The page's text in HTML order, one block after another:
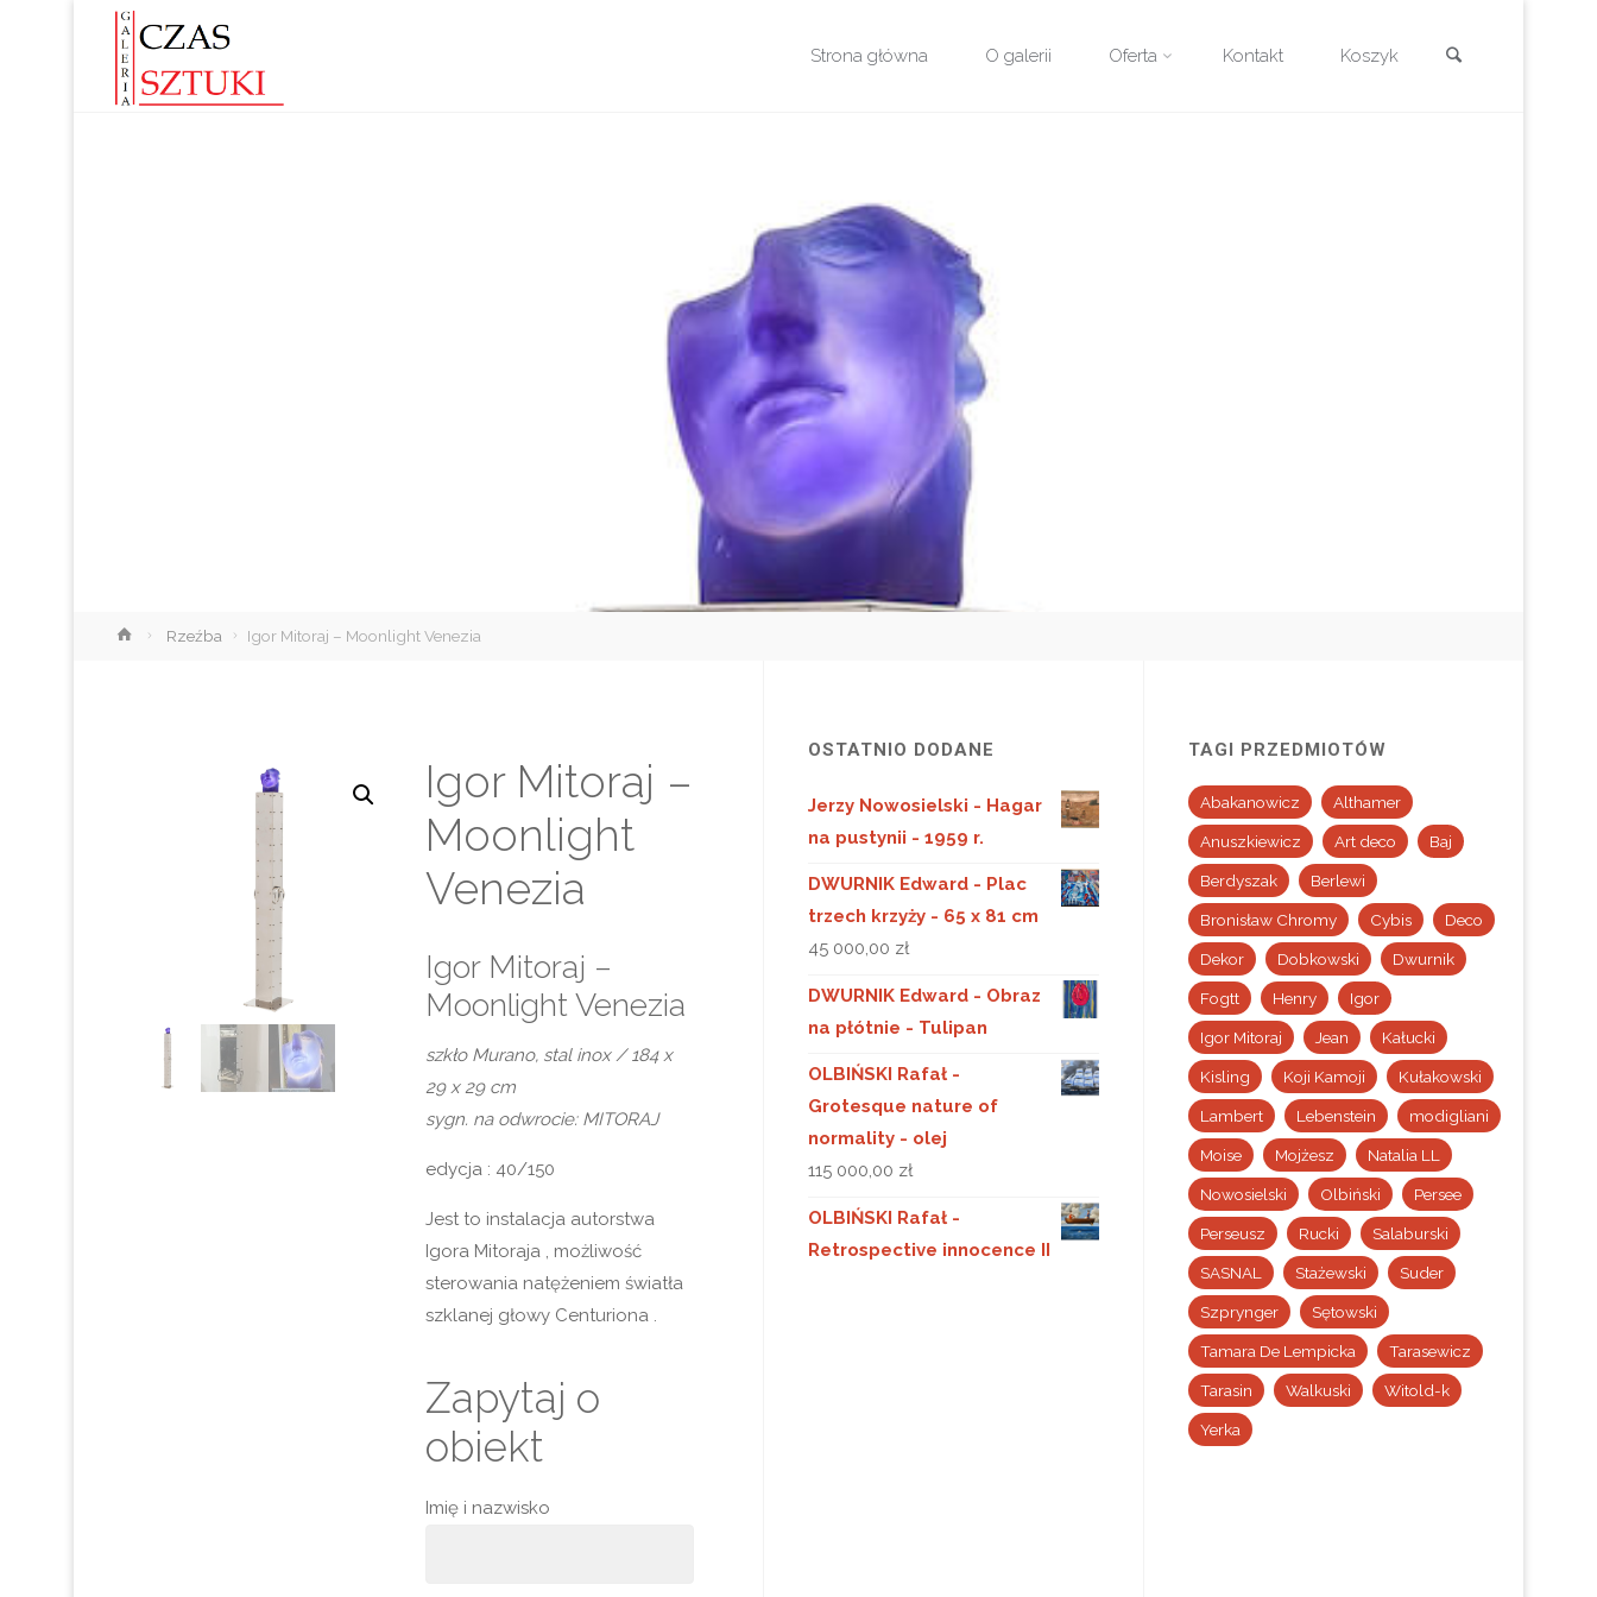
Strona główna O galerii Oferta Kontakt Koszyk
StronaRzeźba Igor Mitoraj – Moonlight Venezia
Igor Mitoraj –
Moonlight
Venezia
Igor Mitoraj –
Moonlight Venezia
szkło Murano, stal inox / 184 x
29 x 29 cm
sygn. na odwrocie: MITORAJ
edycja : 40/150
Jest to instalacja autorstwa
Igora Mitoraja , możliwość
sterowania natężeniem światła
szklanej głowy Centuriona .
Zapytaj o
obiekt
Imię i nazwisko
OSTATNIO DODANE
Jerzy Nowosielski - Hagar
na pustynii - 1959 r.
DWURNIK Edward - Plac
trzech krzyży - 65 x 81 cm
45 000,00 zł
DWURNIK Edward - Obraz
na płótnie - Tulipan
OLBIŃSKI Rafał -
Grotesque nature of
normality - olej
115 000,00 zł
OLBIŃSKI Rafał -
Retrospective innocence II
TAGI PRZEDMIOTÓW
Abakanowicz Althamer
Anuszkiewicz Art deco Baj
Berdyszak Berlewi
Bronisław Chromy Cybis Deco
Dekor Dobkowski Dwurnik
Fogtt Henry Igor
Igor Mitoraj Jean Kałucki
Kisling Koji Kamoji Kułakowski
Lambert Lebenstein modigliani
Moise Mojżesz Natalia LL
Nowosielski Olbiński Persee
Perseusz Rucki Salaburski
SASNAL Stażewski Suder
Szprynger Sętowski
Tamara De Lempicka Tarasewicz
Tarasin Walkuski Witold-k
Yerka